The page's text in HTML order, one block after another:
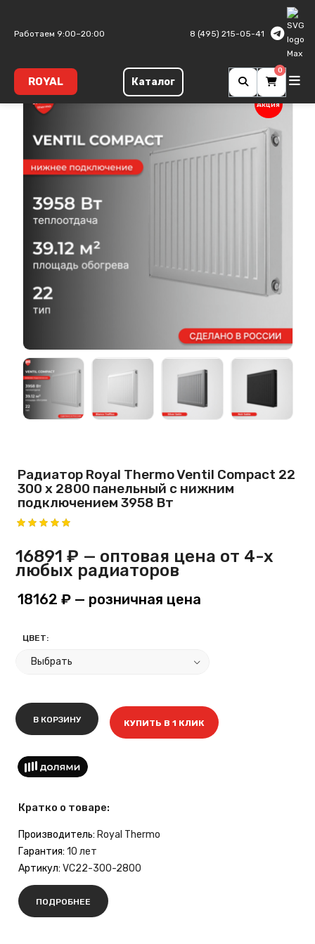
Работаем 9:00–20:00 8 (495) 215-05-41
ROYAL Каталог
0
Тип 22
Акция
Радиатор Royal Thermo Ventil Compact 22
300 х 2800 панельный с нижним
подключением 3958 Вт
16891 ₽ — оптовая цена от 4-х
любых радиаторов
18162 ₽ — розничная цена
ЦВЕТ:
В КОРЗИНУ КУПИТЬ В 1 КЛИК
Кратко о товаре:
Производитель: Royal Thermo
Гарантия: 10 лет
Артикул: VC22-300-2800
ПОДРОБНЕЕ